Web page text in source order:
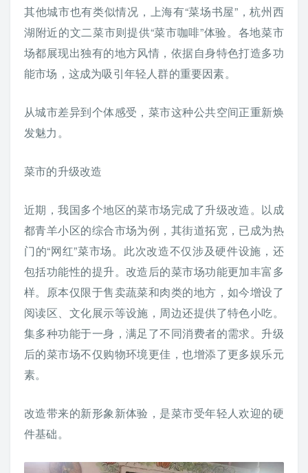
其他城市也有类似情况，上海有“菜场书屋”，杭州西
湖附近的文二菜市则提供“菜市咖啡”体验。各地菜市
场都展现出独有的地方风情，依据自身特色打造多功
能市场，这成为吸引年轻人群的重要因素。
从城市差异到个体感受，菜市这种公共空间正重新焕
发魅力。
菜市的升级改造
近期，我国多个地区的菜市场完成了升级改造。以成
都青羊小区的综合市场为例，其街道拓宽，已成为热
门的“网红”菜市场。此次改造不仅涉及硬件设施，还
包括功能性的提升。改造后的菜市场功能更加丰富多
样。原本仅限于售卖蔬菜和肉类的地方，如今增设了
阅读区、文化展示等设施，周边还提供了特色小吃。
集多种功能于一身，满足了不同消费者的需求。升级
后的菜市场不仅购物环境更佳，也增添了更多娱乐元
素。
改造带来的新形象新体验，是菜市受年轻人欢迎的硬
件基础。